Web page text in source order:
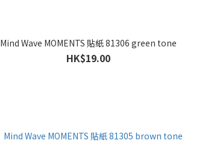
Mind Wave MOMENTS 貼紙 81306 green tone
HK$19.00